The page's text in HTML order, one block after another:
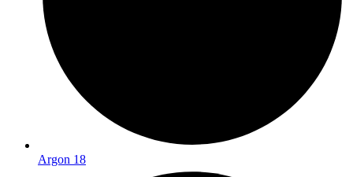
Argon 18